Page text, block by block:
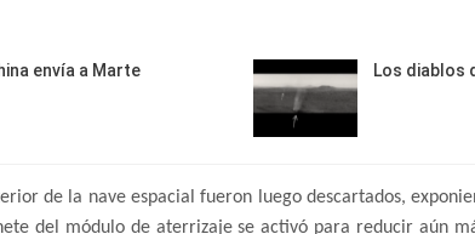
envía a Marte Los diablos
de la nave espacial fueron luego descartados,
del módulo de aterrizaje se activó para reducir aún